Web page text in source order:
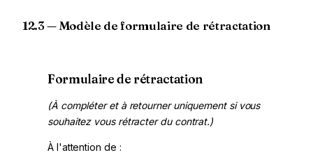
12.3 — Modèle de formulaire de rétractation
Formulaire de rétractation
(À compléter et à retourner uniquement si vous
souhaitez vous rétracter du contrat.)
À l'attention de :